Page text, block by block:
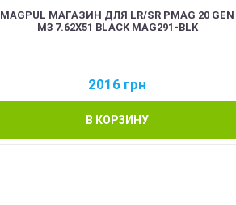
MAGPUL МАГАЗИН ДЛЯ LR/SR PMAG 20 GEN
M3 7.62X51 BLACK MAG291-BLK
2016 грн
В КОРЗИНУ